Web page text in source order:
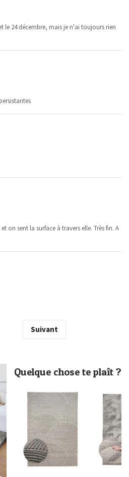
le 24 décembre, mais je n'ai toujours rien
on sent la surface à travers elle. Très fin. A
Suivant
Quelque chose te plaît ?